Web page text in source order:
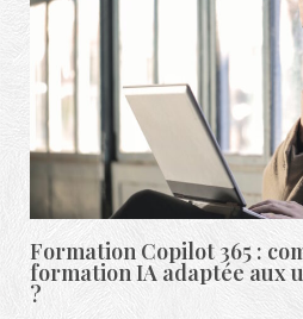
Formation Copilot 365 :
formation IA adaptée aux
?